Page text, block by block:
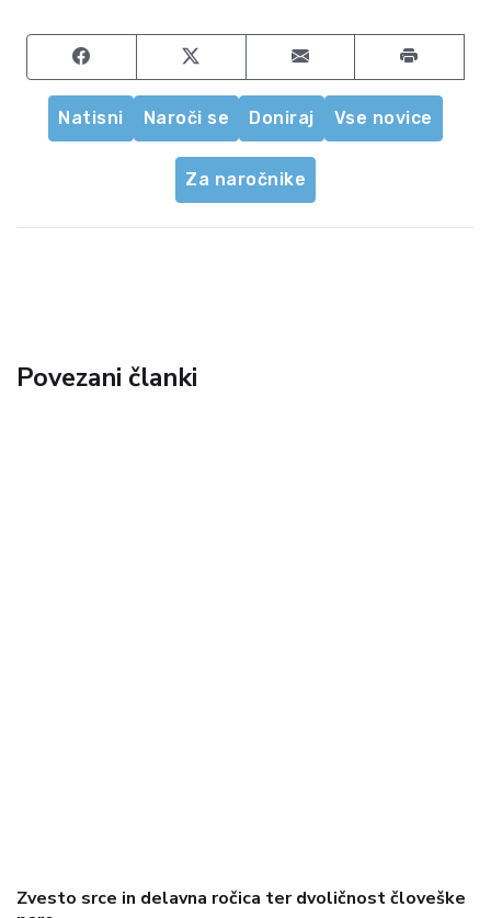
Share on FacebookShare on TwitterShare by email
Natisni Naroči se Doniraj Vse novice
Za naročnike
Povezani članki
Zvesto srce in delavna ročica ter dvoličnost človeške